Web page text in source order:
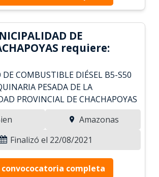
DE
requiere:
COMBUSTIBLE DIÉSEL B5-S50
PESADA DE LA
PROVINCIAL DE CHACHAPOYAS
Amazonas
Finalizó el 22/08/2021
convococatoria completa